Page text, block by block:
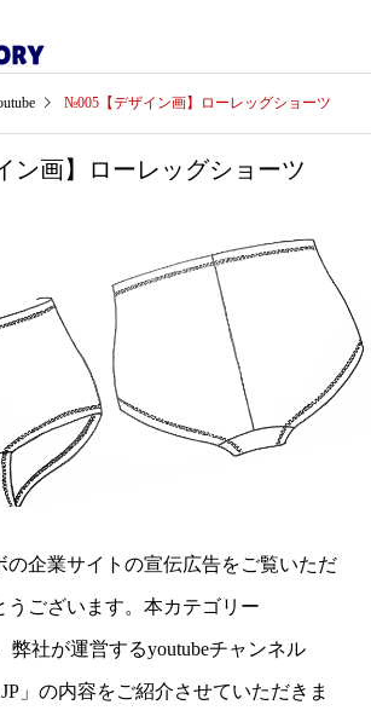
№005【デザイン画】ローレッグショーツ
ン画】ローレッグショーツ
の企業サイトの宣伝広告をご覧いただ
うございます。本カテゴリー
弊社が運営するyoutubeチャンネル
JP」の内容をご紹介させていただきま